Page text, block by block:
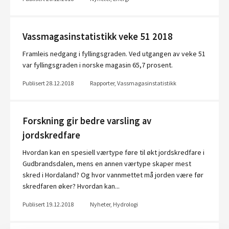
Vassmagasinstatistikk veke 51 2018
Framleis nedgang i fyllingsgraden. Ved utgangen av veke 51
var fyllingsgraden i norske magasin 65,7 prosent.
Publisert 28.12.2018 Rapporter, Vassmagasinstatistikk
Forskning gir bedre varsling av
jordskredfare
Hvordan kan en spesiell værtype føre til økt jordskredfare i
Gudbrandsdalen, mens en annen værtype skaper mest
skred i Hordaland? Og hvor vannmettet må jorden være før
skredfaren øker? Hvordan kan...
Publisert 19.12.2018 Nyheter, Hydrologi